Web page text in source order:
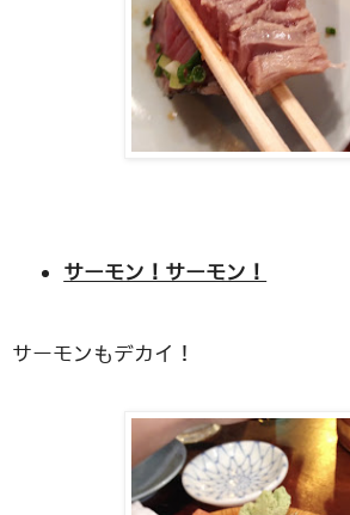
サーモン！サーモン！
サーモンもデカイ！